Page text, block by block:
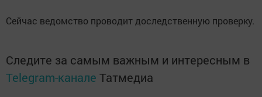
Сейчас ведомство проводит доследственную проверку.
Следите за самым важным и интересным в
Telegram-канале Татмедиа